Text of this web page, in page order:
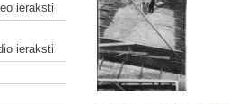
ieraksti
ieraksti